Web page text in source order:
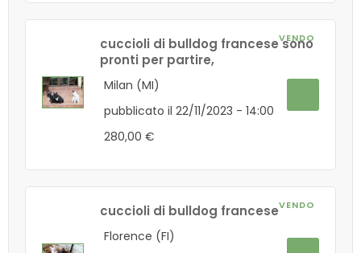
VENDO
cuccioli di bulldog francese sono
pronti per partire,
Milan (MI)
pubblicato il 22/11/2023 - 14:00
280,00 €
VENDO
cuccioli di bulldog francese
Florence (FI)